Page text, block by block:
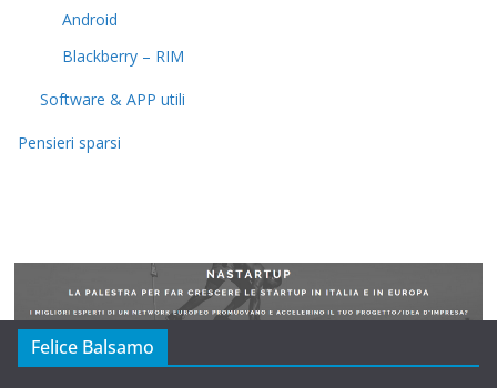
Android
Blackberry – RIM
Software & APP utili
Pensieri sparsi
Felice Balsamo